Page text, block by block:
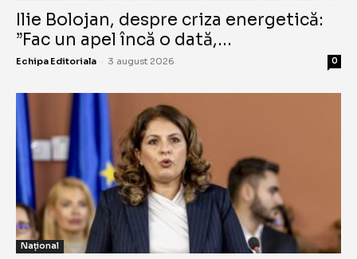
Ilie Bolojan, despre criza energetică:
”Fac un apel încă o dată,...
Echipa Editoriala - 3 august 2026 0
Național